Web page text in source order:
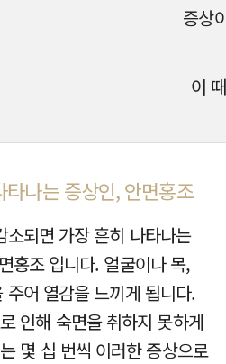
증상
이
타나는 증상인, 안면홍조
소되면 가장 흔히 나타나는
홍조 입니다. 얼굴이나 목,
주어 열감을 느끼게 됩니다.
인해 숙면을 취하지 못하게
몇 십 번씩 이러한 증상으로